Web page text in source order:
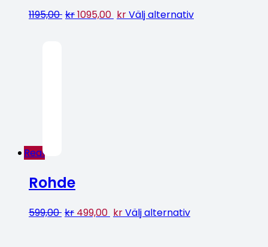
1195,00 kr1095,00 krVälj alternativ
Rea!
Rohde
599,00 kr 499,00 krVälj alternativ